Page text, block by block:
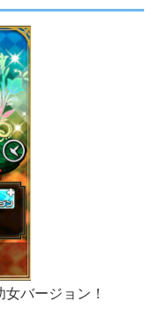
バージョン！